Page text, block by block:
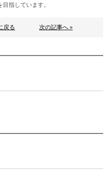
指しています。
戻る 次の記事へ »